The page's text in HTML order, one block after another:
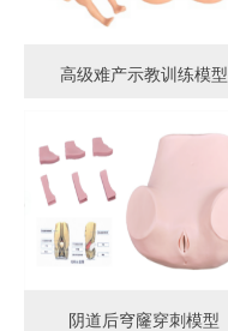
高级难产示教训练模型
阴道后穹窿穿刺模型